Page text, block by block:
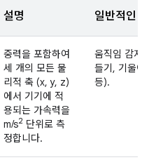
설명 일반적인
중력을 포함하여
세 개의 모든 물
리적 축 (x, y, z)
에서 기기에 적
용되는 가속력을
m/s2 단위로 측
정합니다.
움직임 감지
들기, 기울이
등).